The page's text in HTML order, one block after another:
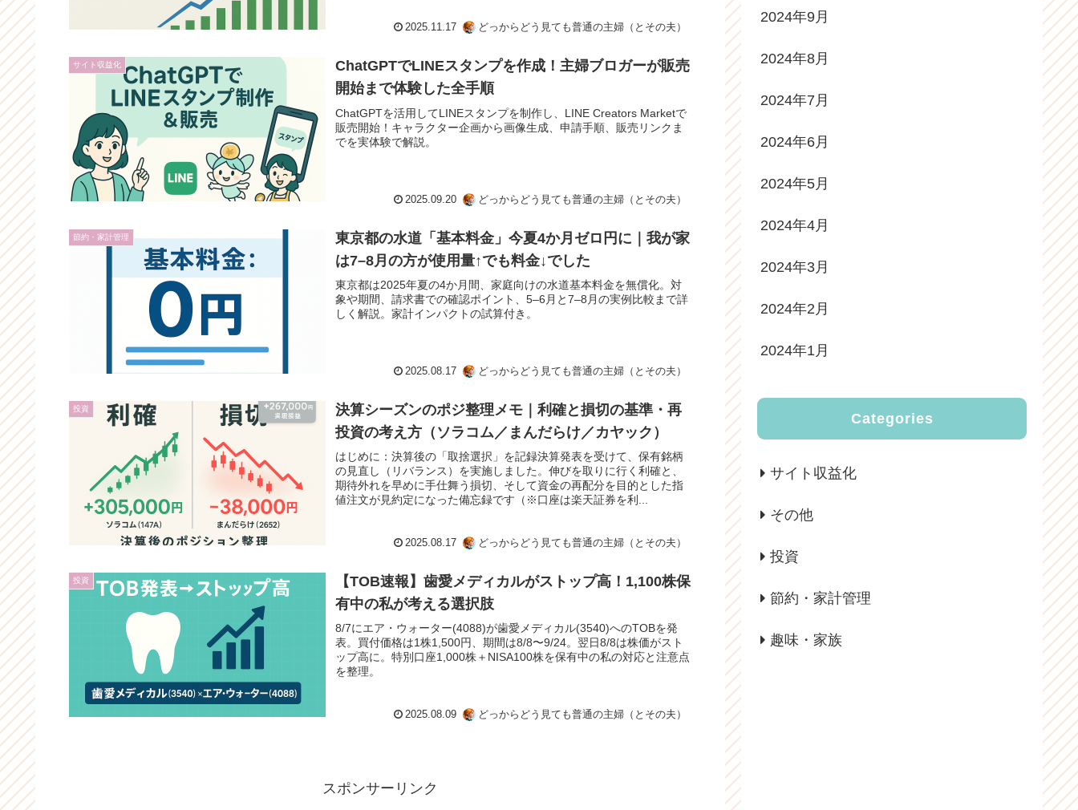
2025.11.17 どっからどう見ても普通の主婦（とその夫）
サイト収益化
ChatGPTでLINEスタンプを作成！主婦ブロガーが販売
開始まで体験した全手順
ChatGPTを活用してLINEスタンプを制作し、LINE Creators Marketで
販売開始！キャラクター企画から画像生成、申請手順、販売リンクま
でを実体験で解説。
2025.09.20 どっからどう見ても普通の主婦（とその夫）
節約・家計管理
東京都の水道「基本料金」今夏4か月ゼロ円に｜我が家
は7–8月の方が使用量↑でも料金↓でした
東京都は2025年夏の4か月間、家庭向けの水道基本料金を無償化。対
象や期間、請求書での確認ポイント、5–6月と7–8月の実例比較まで詳
しく解説。家計インパクトの試算付き。
2025.08.17 どっからどう見ても普通の主婦（とその夫）
投資
決算シーズンのポジ整理メモ｜利確と損切の基準・再
投資の考え方（ソラコム／まんだらけ／カヤック）
はじめに：決算後の「取捨選択」を記録決算発表を受けて、保有銘柄
の見直し（リバランス）を実施しました。伸びを取りに行く利確と、
期待外れを早めに手仕舞う損切、そして資金の再配分を目的とした指
値注文が見約定になった備忘録です（※口座は楽天証券を利...
2025.08.17 どっからどう見ても普通の主婦（とその夫）
投資
【TOB速報】歯愛メディカルがストップ高！1,100株保
有中の私が考える選択肢
8/7にエア・ウォーター(4088)が歯愛メディカル(3540)へのTOBを発
表。買付価格は1株1,500円、期間は8/8〜9/24。翌日8/8は株価がスト
ップ高に。特別口座1,000株＋NISA100株を保有中の私の対応と注意点
を整理。
2025.08.09 どっからどう見ても普通の主婦（とその夫）
スポンサーリンク
2024年9月
2024年8月
2024年7月
2024年6月
2024年5月
2024年4月
2024年3月
2024年2月
2024年1月
Categories
サイト収益化
その他
投資
節約・家計管理
趣味・家族